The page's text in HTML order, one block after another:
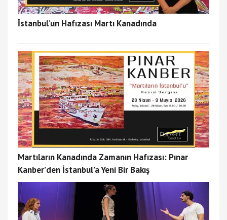
İstanbul’un Hafızası Martı Kanadında
Martıların Kanadında Zamanın Hafızası: Pınar
Kanber’den İstanbul’a Yeni Bir Bakış